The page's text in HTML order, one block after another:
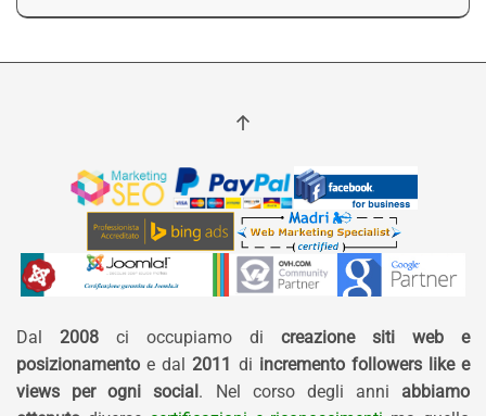
Dal 2008 ci occupiamo di creazione siti web e
posizionamento e dal 2011 di incremento followers like e
views per ogni social. Nel corso degli anni abbiamo